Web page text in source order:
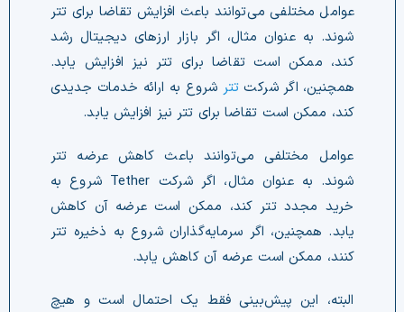
عوامل مختلفی می‌توانند باعث افزایش تقاضا برای تتر
شوند. به عنوان مثال، اگر بازار ارزهای دیجیتال رشد
کند، ممکن است تقاضا برای تتر نیز افزایش یابد.
همچنین، اگر شرکت تتر شروع به ارائه خدمات جدیدی
کند، ممکن است تقاضا برای تتر نیز افزایش یابد.
عوامل مختلفی می‌توانند باعث کاهش عرضه تتر
شوند. به عنوان مثال، اگر شرکت Tether شروع به
خرید مجدد تتر کند، ممکن است عرضه آن کاهش
یابد. همچنین، اگر سرمایه‌گذاران شروع به ذخیره تتر
کنند، ممکن است عرضه آن کاهش یابد.
البته، این پیش‌بینی فقط یک احتمال است و هیچ